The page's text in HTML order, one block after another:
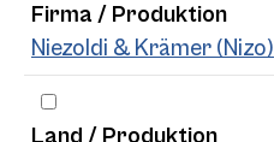
Firma / Produktion
Niezoldi & Krämer (Nizo)
Land / Produktion